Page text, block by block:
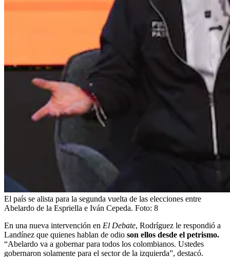
El país se alista para la segunda vuelta de las elecciones entre
Abelardo de la Espriella e Iván Cepeda. Foto: 8
En una nueva intervención en El Debate, Rodríguez le respondió a
Landínez que quienes hablan de odio son ellos desde el petrismo.
“Abelardo va a gobernar para todos los colombianos. Ustedes
gobernaron solamente para el sector de la izquierda”, destacó.